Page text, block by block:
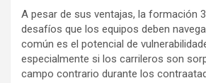
A pesar de sus ventajas, la formación
desafíos que los equipos deben
común es el potencial de
especialmente si los carrileros son
campo contrario durante los